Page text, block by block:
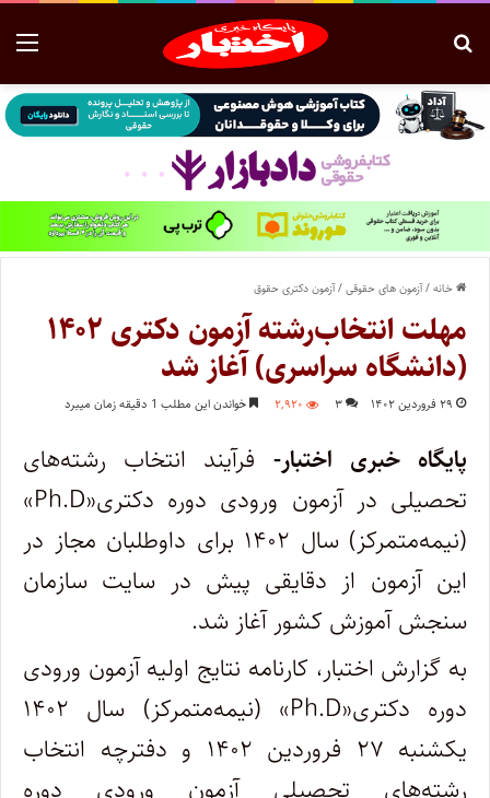
خانه/آزمون های حقوقی/آزمون دکتری حقوق
مهلت انتخاب‌رشته آزمون دکتری ۱۴۰۲
(دانشگاه سراسری) آغاز شد
۲۹ فروردین ۱۴۰۲ ۳ ۲,۹۲۰ خواندن این مطلب 1 دقیقه زمان میبرد
پایگاه خبری اختبار- فرآیند انتخاب رشته‌های
تحصیلی در آزمون ورودی دوره دکتری«Ph.D»
(نیمه‌متمرکز) سال ۱۴۰۲ برای داوطلبان مجاز در
این آزمون از دقایقی پیش در سایت سازمان
سنجش آموزش کشور آغاز شد.
به گزارش اختبار، کارنامه نتایج اولیه آزمون ورودی
دوره دکتری«Ph.D» (نیمه‌متمرکز) سال ۱۴۰۲
یکشنبه ۲۷ فروردین ۱۴۰۲ و دفترچه انتخاب
رشته‌های تحصیلی آزمون ورودی دوره